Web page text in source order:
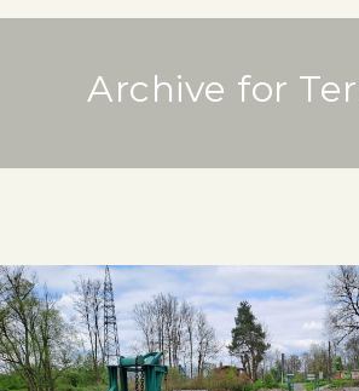
Archive for